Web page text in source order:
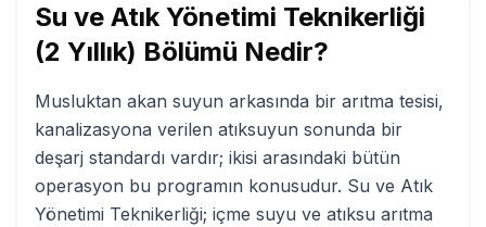
Su ve Atık Yönetimi Teknikerliği
(2 Yıllık) Bölümü Nedir?
Musluktan akan suyun arkasında bir arıtma tesisi,
kanalizasyona verilen atıksuyun sonunda bir
deşarj standardı vardır; ikisi arasındaki bütün
operasyon bu programın konusudur. Su ve Atık
Yönetimi Teknikerliği; içme suyu ve atıksu arıtma